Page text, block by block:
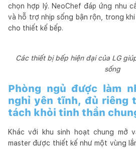
chọn hợp lý. NeoChef đáp ứng nhu
và hỗ trợ nhịp sống bận rộn, trong
cho thiết kế bếp.
Các thiết bị bếp hiện đại của LG
sống
Phòng ngủ được làm
nghỉ yên tĩnh, đủ riêng
tách khỏi tinh thần
Khác với khu sinh hoạt chung mở
master được thiết kế như một vùng